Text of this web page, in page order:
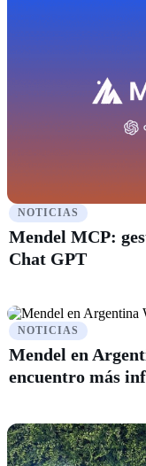
NOTICIAS
Mendel MCP:
Chat GPT
NOTICIAS
Mendel en
encuentro más